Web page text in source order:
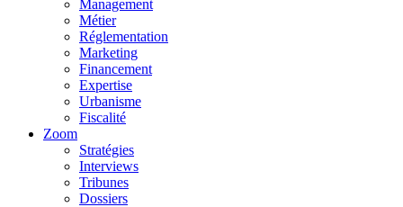
Management
Métier
Réglementation
Marketing
Financement
Expertise
Urbanisme
Fiscalité
Zoom
Stratégies
Interviews
Tribunes
Dossiers